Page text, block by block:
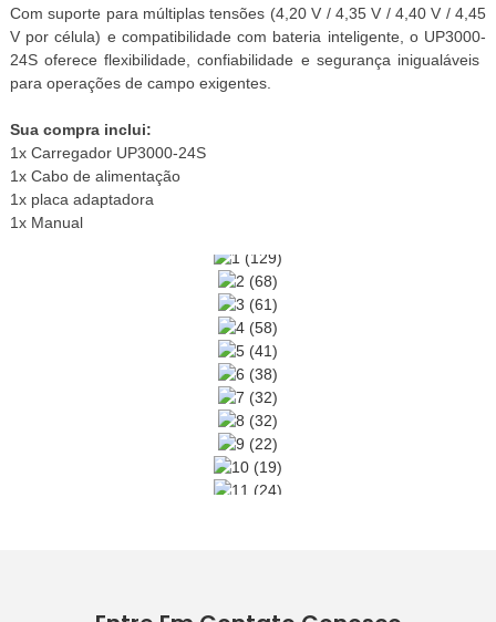
Com suporte para múltiplas tensões (4,20 V / 4,35 V / 4,40 V / 4,45
V por célula) e compatibilidade com bateria inteligente, o UP3000-
24S oferece flexibilidade, confiabilidade e segurança inigualáveis ​​
para operações de campo exigentes.
Sua compra inclui:
1x Carregador UP3000-24S
1x Cabo de alimentação
1x placa adaptadora
1x Manual